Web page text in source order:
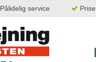
Pålidelig service